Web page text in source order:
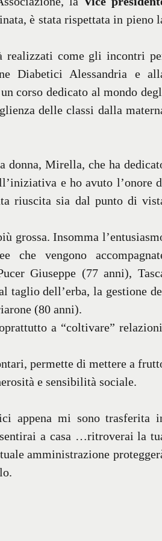
è stata rispettata in pieno
come gli incontri
Diabetici Alessandria e
corso dedicato al mondo
delle classi dalla
donna, Mirella, che ha
e ho avuto l’onore
riuscita sia dal punto di
grossa. Insomma
vengono
Giuseppe (77 anni),
taglio dell’erba, la gestione
(80 anni).
a “coltivare”
permette di mettere a
e sensibilità sociale.
appena mi sono trasferita
a casa …ritroverai la
amministrazione